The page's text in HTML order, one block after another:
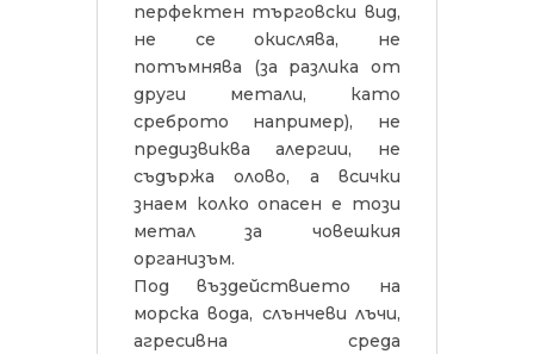
перфектен търговски вид,
не се окислява, не
потъмнява (за разлика от
други метали, като
среброто например), не
предизвиква алергии, не
съдържа олово, а всички
знаем колко опасен е този
метал за човешкия
организъм.
Под въздействието на
морска вода, слънчеви лъчи,
агресивна среда